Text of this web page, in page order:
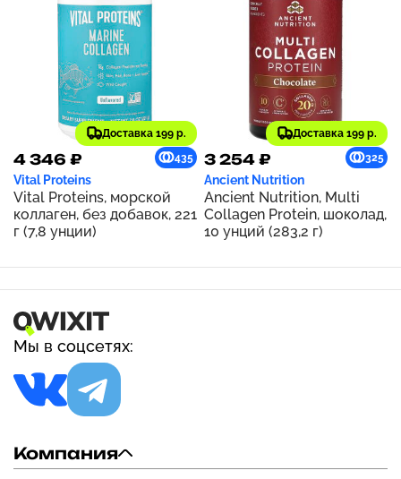
Доставка 199 р.
4 346 ₽ 435
Vital Proteins
Vital Proteins, морской
коллаген, без добавок, 221
г (7,8 унции)
Доставка 199 р.
3 254 ₽ 325
Ancient Nutrition
Ancient Nutrition, Multi
Collagen Protein, шоколад,
10 унций (283,2 г)
Мы в соцсетях:
Компания